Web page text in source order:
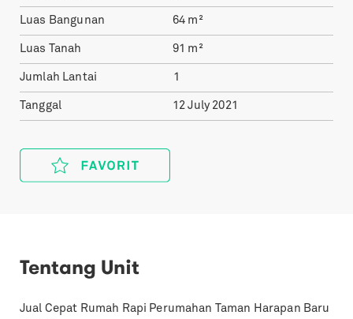
Luas Bangunan 64 m²
Luas Tanah 91 m²
Jumlah Lantai 1
Tanggal 12 July 2021
Tentang Unit
Jual Cepat Rumah Rapi Perumahan Taman Harapan Baru